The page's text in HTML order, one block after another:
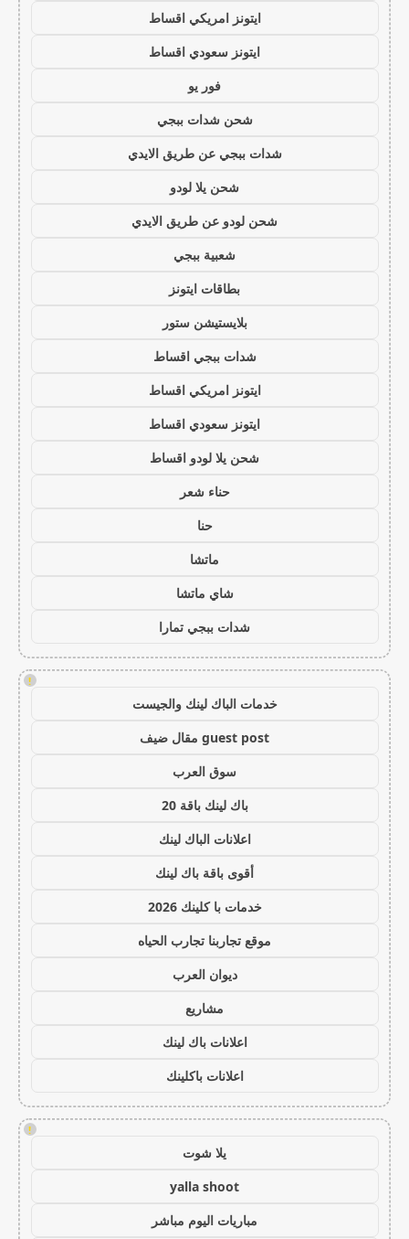
ايتونز امريكي اقساط
ايتونز سعودي اقساط
فور يو
شحن شدات ببجي
شدات ببجي عن طريق الايدي
شحن يلا لودو
شحن لودو عن طريق الايدي
شعبية ببجي
بطاقات ايتونز
بلايستيشن ستور
شدات ببجي اقساط
ايتونز امريكي اقساط
ايتونز سعودي اقساط
شحن يلا لودو اقساط
حناء شعر
حنا
ماتشا
شاي ماتشا
شدات ببجي تمارا
!
خدمات الباك لينك والجيست
guest post مقال ضيف
سوق العرب
باك لينك باقة 20
اعلانات الباك لينك
أقوى باقة باك لينك
خدمات با كلينك 2026
موقع تجاربنا تجارب الحياه
ديوان العرب
مشاريع
اعلانات باك لينك
اعلانات باكلينك
!
يلا شوت
yalla shoot
مباريات اليوم مباشر